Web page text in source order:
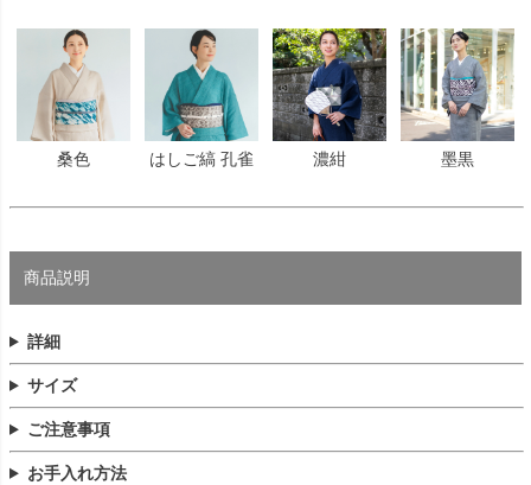
桑色 はしご縞 孔雀 濃紺 墨黒
商品説明
詳細
サイズ
ご注意事項
お手入れ方法